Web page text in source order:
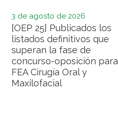
3 de agosto de 2026
[OEP 25] Publicados los
listados definitivos que
superan la fase de
concurso-oposición para
FEA Cirugía Oral y
Maxilofacial